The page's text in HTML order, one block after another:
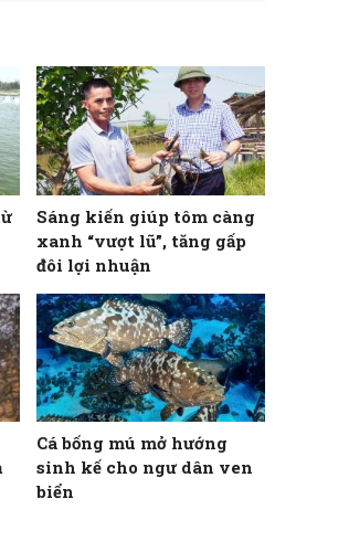
Sáng kiến giúp tôm càng
xanh “vượt lũ”, tăng gấp
đôi lợi nhuận
Cá bống mú mở hướng
sinh kế cho ngư dân ven
biển